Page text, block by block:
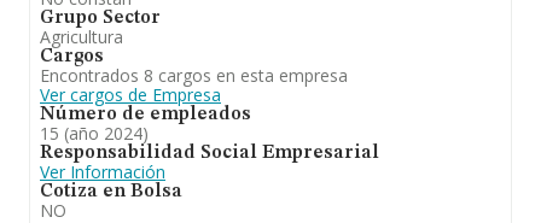
Grupo Sector
Agricultura
Cargos
Encontrados 8 cargos en esta empresa
Ver cargos de Empresa
Número de empleados
15 (año 2024)
Responsabilidad Social Empresarial
Ver Información
Cotiza en Bolsa
NO